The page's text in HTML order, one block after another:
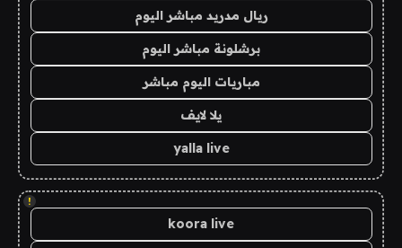
ريال مدريد مباشر اليوم
برشلونة مباشر اليوم
مباريات اليوم مباشر
يلا لايف
yalla live
!
koora live